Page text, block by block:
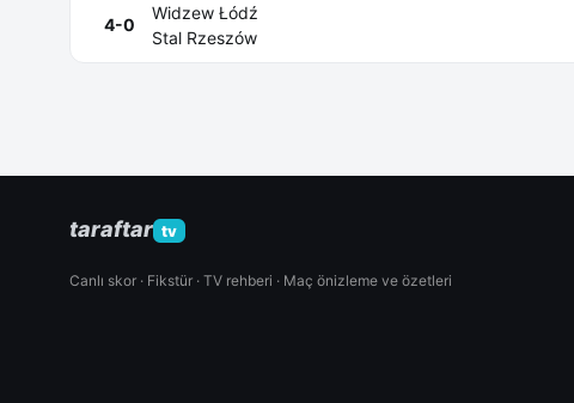
4-0
Widzew Łódź
Stal Rzeszów
taraftar tv
Canlı skor · Fikstür · TV rehberi · Maç önizleme ve özetleri